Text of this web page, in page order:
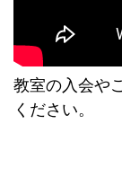
教室の入会や
ください。